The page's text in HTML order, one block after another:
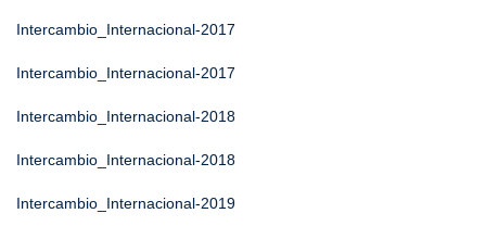
Intercambio_Internacional-2017
Intercambio_Internacional-2017
Intercambio_Internacional-2018
Intercambio_Internacional-2018
Intercambio_Internacional-2019